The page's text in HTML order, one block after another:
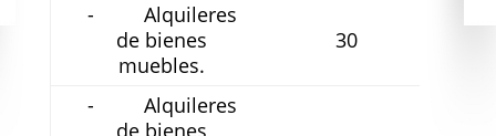
- Alquileres
de bienes
muebles.
30
- Alquileres
de bienes